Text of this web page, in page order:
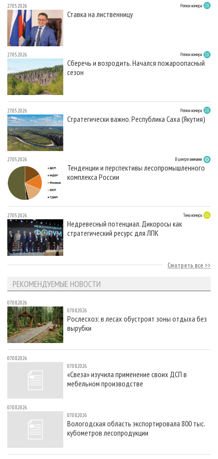
27.05.2026 Регион номера
Ставка на лиственницу
27.05.2026 Регион номера
Сберечь и возродить. Начался пожароопасный
сезон
27.05.2026 Регион номера
Стратегически важно. Республика Саха (Якутия)
27.05.2026 В центре внимания
Тенденции и перспективы лесопромышленного
комплекса России
27.05.2026 Тема номера
Недревесный потенциал. Дикоросы как
стратегический ресурс для ЛПК
Смотреть все
РЕКОМЕНДУЕМЫЕ НОВОСТИ
07.08.2026
07.08.2026
Рослесхоз: в лесах обустроят зоны отдыха без
вырубки
07.08.2026
07.08.2026
«Свеза» изучила применение своих ДСП в
мебельном производстве
07.08.2026
07.08.2026
Вологодская область экспортировала 800 тыс.
кубометров лесопродукции